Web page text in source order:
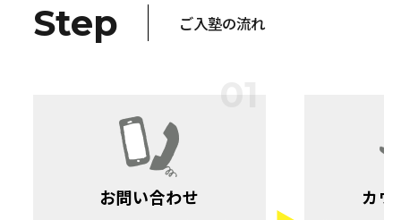
Step ご入塾の流れ
お問い合わせ カウ